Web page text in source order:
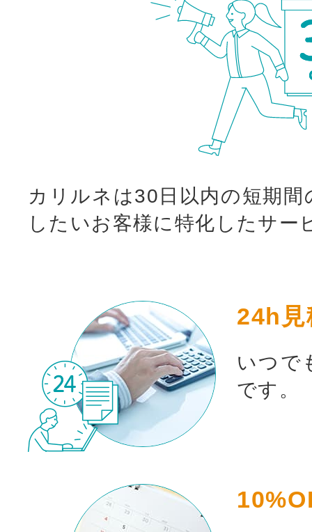
お買い物を続ける カー
カリルネは30日以内の短期
したいお客様に特化したサー
24h見
いつで
です。